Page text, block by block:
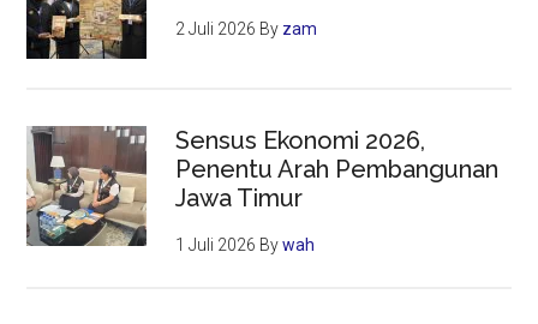
2 Juli 2026 By zam
Sensus Ekonomi 2026,
Penentu Arah Pembangunan
Jawa Timur
1 Juli 2026 Bywah